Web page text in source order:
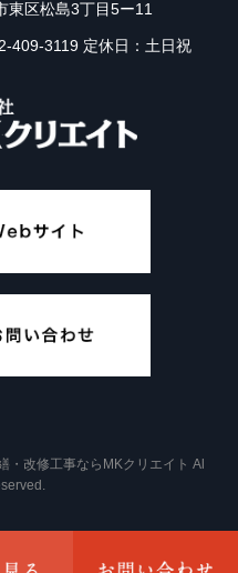
東区松島3丁目5ー11
409-3119 定休日：土日祝
・改修工事ならMKクリエイト Al